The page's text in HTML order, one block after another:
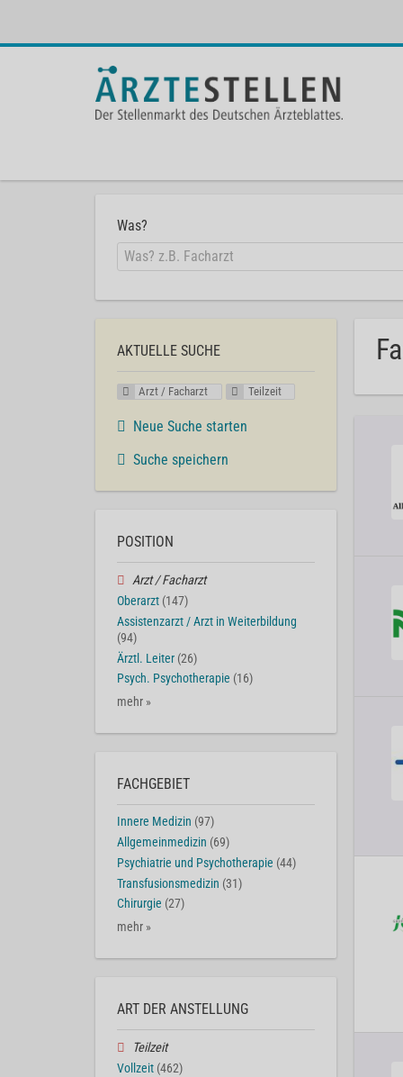
Was?
AKTUELLE SUCHE
Arzt / Facharzt Teilzeit
Neue Suche starten
Suche speichern
POSITION
Arzt / Facharzt
Oberarzt (147)
Assistenzarzt / Arzt in Weiterbildung
(94)
Ärztl. Leiter (26)
Psych. Psychotherapie (16)
mehr »
FACHGEBIET
Innere Medizin (97)
Allgemeinmedizin (69)
Psychiatrie und Psychotherapie (44)
Transfusionsmedizin (31)
Chirurgie (27)
mehr »
ART DER ANSTELLUNG
Teilzeit
Vollzeit (462)